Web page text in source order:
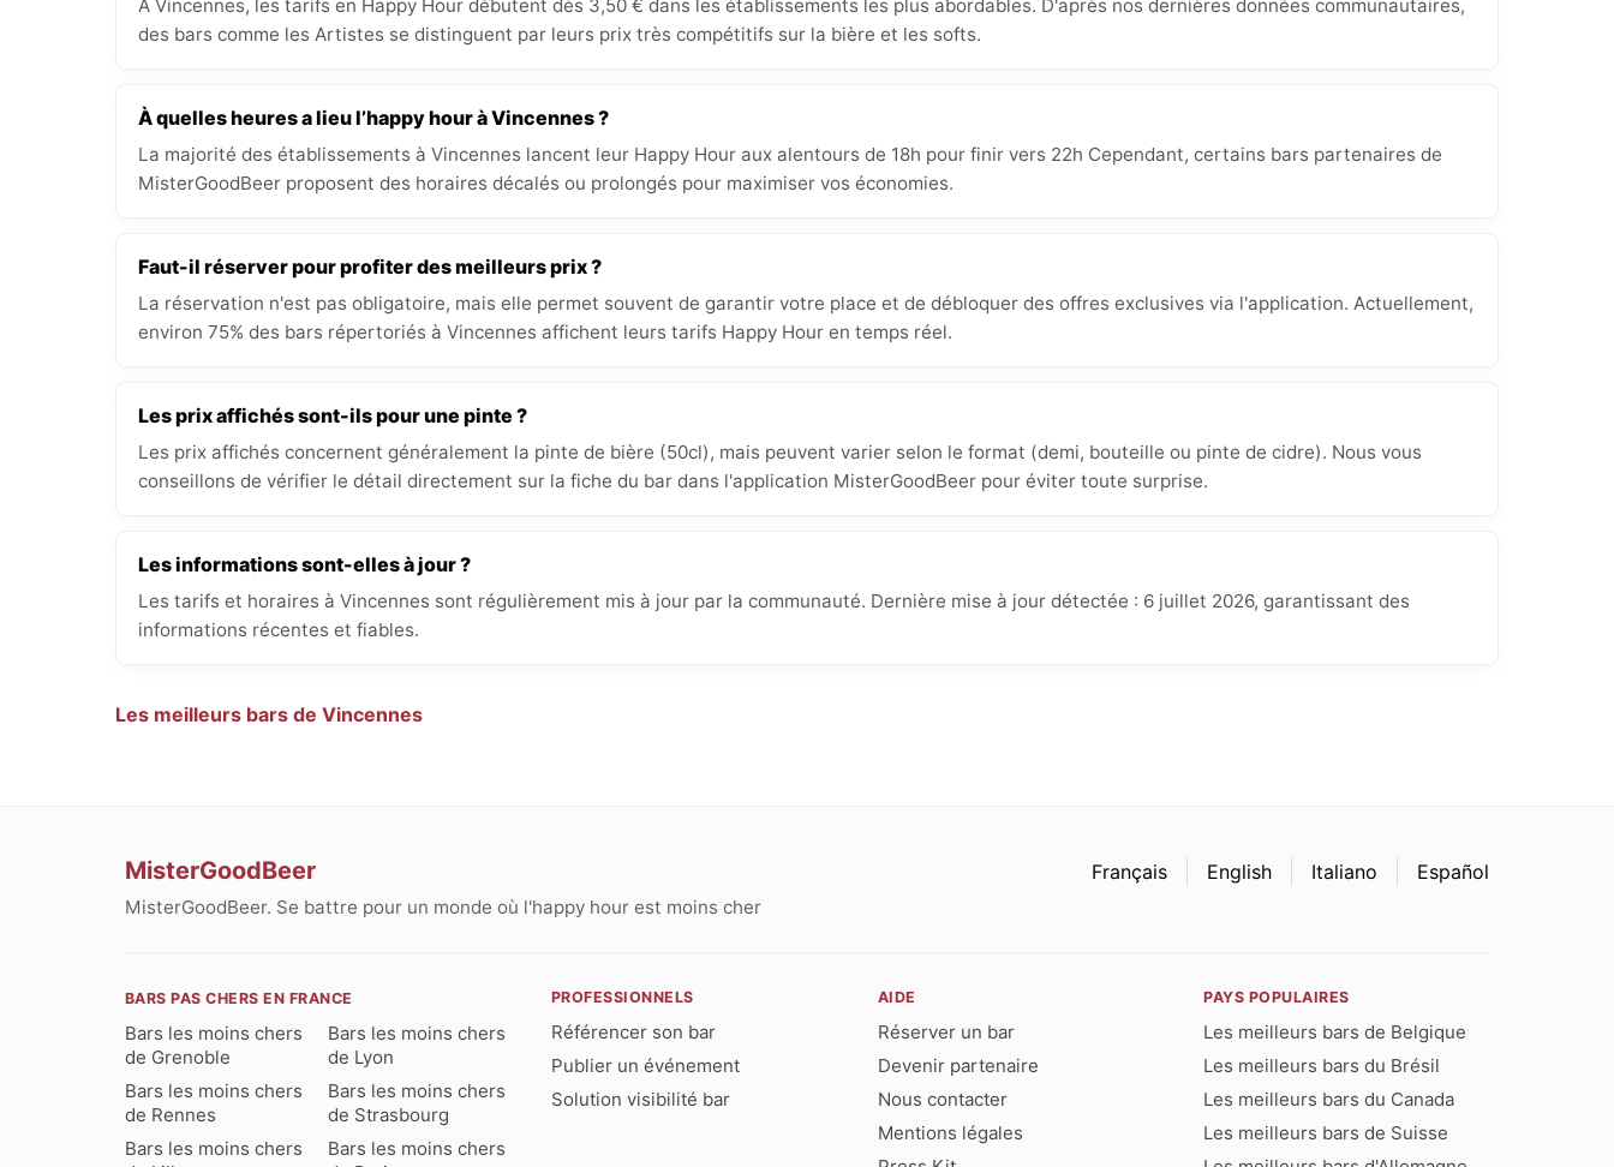
À Vincennes, les tarifs en Happy Hour débutent dès 3,50 € dans les établissements les plus abordables. D'après nos dernières données communautaires,
des bars comme les Artistes se distinguent par leurs prix très compétitifs sur la bière et les softs.
À quelles heures a lieu l’happy hour à Vincennes ?
La majorité des établissements à Vincennes lancent leur Happy Hour aux alentours de 18h pour finir vers 22h Cependant, certains bars partenaires de
MisterGoodBeer proposent des horaires décalés ou prolongés pour maximiser vos économies.
Faut-il réserver pour profiter des meilleurs prix ?
La réservation n'est pas obligatoire, mais elle permet souvent de garantir votre place et de débloquer des offres exclusives via l'application. Actuellement,
environ 75% des bars répertoriés à Vincennes affichent leurs tarifs Happy Hour en temps réel.
Les prix affichés sont-ils pour une pinte ?
Les prix affichés concernent généralement la pinte de bière (50cl), mais peuvent varier selon le format (demi, bouteille ou pinte de cidre). Nous vous
conseillons de vérifier le détail directement sur la fiche du bar dans l'application MisterGoodBeer pour éviter toute surprise.
Les informations sont-elles à jour ?
Les tarifs et horaires à Vincennes sont régulièrement mis à jour par la communauté. Dernière mise à jour détectée : 6 juillet 2026, garantissant des
informations récentes et fiables.
Les meilleurs bars de Vincennes
MisterGoodBeer
MisterGoodBeer. Se battre pour un monde où l'happy hour est moins cher
Français English Italiano Español
BARS PAS CHERS EN FRANCE
Bars les moins chers
de Grenoble
Bars les moins chers
de Lyon
Bars les moins chers
de Rennes
Bars les moins chers
de Strasbourg
Bars les moins chers
Bars les moins chers
PROFESSIONNELS
Référencer son bar
Publier un événement
Solution visibilité bar
AIDE
Réserver un bar
Devenir partenaire
Nous contacter
Mentions légales
PAYS POPULAIRES
Les meilleurs bars de Belgique
Les meilleurs bars du Brésil
Les meilleurs bars du Canada
Les meilleurs bars de Suisse